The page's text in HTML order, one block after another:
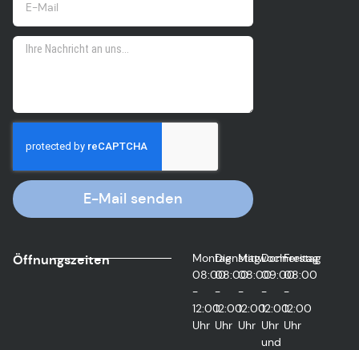
E-Mail senden
Öffnungszeiten
Montag
08:00
-
12:00
Uhr
Dienstag
08:00
-
12:00
Uhr
Mittwoch
08:00
-
12:00
Uhr
Donnerstag
09:00
-
12:00
Uhr
und
Freitag
08:00
-
12:00
Uhr